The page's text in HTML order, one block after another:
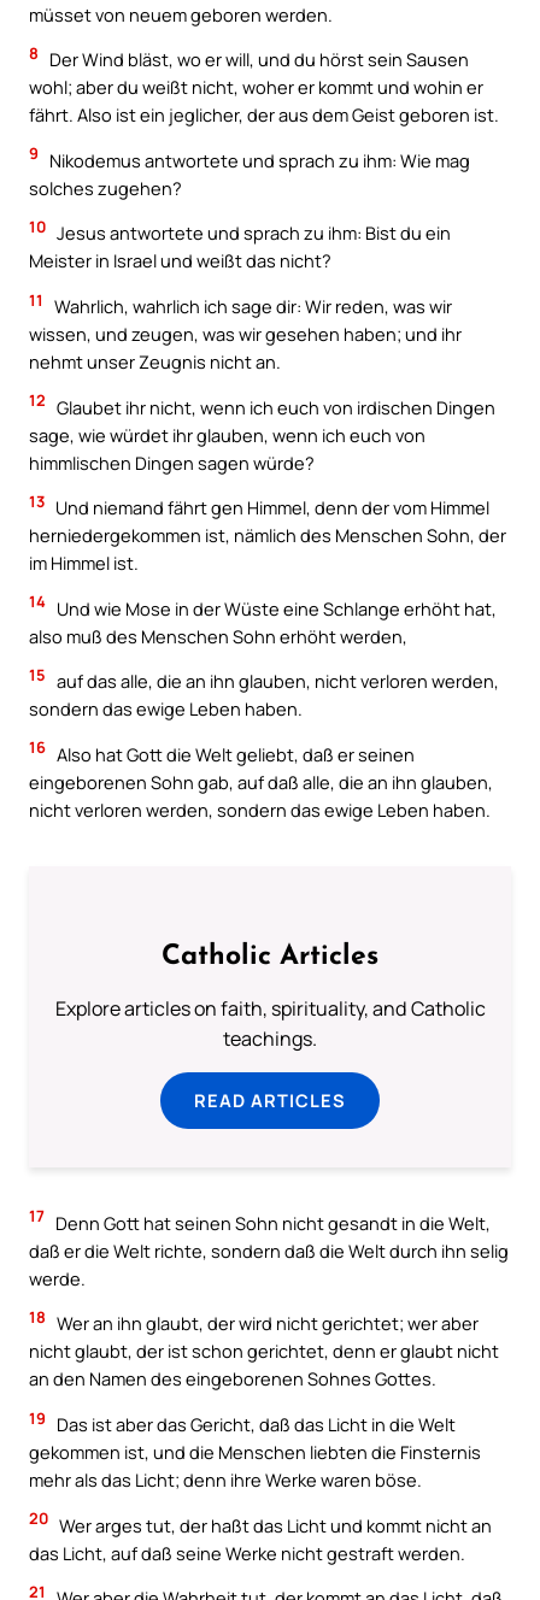
müsset von neuem geboren werden.
8
Der Wind bläst, wo er will, und du hörst sein Sausen
wohl; aber du weißt nicht, woher er kommt und wohin er
fährt. Also ist ein jeglicher, der aus dem Geist geboren ist.
9
Nikodemus antwortete und sprach zu ihm: Wie mag
solches zugehen?
10 Jesus antwortete und sprach zu ihm: Bist du ein
Meister in Israel und weißt das nicht?
11
Wahrlich, wahrlich ich sage dir: Wir reden, was wir
wissen, und zeugen, was wir gesehen haben; und ihr
nehmt unser Zeugnis nicht an.
12 Glaubet ihr nicht, wenn ich euch von irdischen Dingen
sage, wie würdet ihr glauben, wenn ich euch von
himmlischen Dingen sagen würde?
13 Und niemand fährt gen Himmel, denn der vom Himmel
herniedergekommen ist, nämlich des Menschen Sohn, der
im Himmel ist.
14 Und wie Mose in der Wüste eine Schlange erhöht hat,
also muß des Menschen Sohn erhöht werden,
15 auf das alle, die an ihn glauben, nicht verloren werden,
sondern das ewige Leben haben.
16 Also hat Gott die Welt geliebt, daß er seinen
eingeborenen Sohn gab, auf daß alle, die an ihn glauben,
nicht verloren werden, sondern das ewige Leben haben.
Catholic Articles
Explore articles on faith, spirituality, and Catholic
teachings.
READ ARTICLES
17 Denn Gott hat seinen Sohn nicht gesandt in die Welt,
daß er die Welt richte, sondern daß die Welt durch ihn selig
werde.
18 Wer an ihn glaubt, der wird nicht gerichtet; wer aber
nicht glaubt, der ist schon gerichtet, denn er glaubt nicht
an den Namen des eingeborenen Sohnes Gottes.
19
Das ist aber das Gericht, daß das Licht in die Welt
gekommen ist, und die Menschen liebten die Finsternis
mehr als das Licht; denn ihre Werke waren böse.
20 Wer arges tut, der haßt das Licht und kommt nicht an
das Licht, auf daß seine Werke nicht gestraft werden.
21